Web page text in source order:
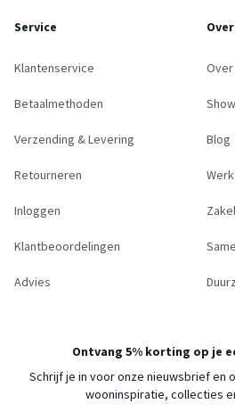
Service
Klantenservice
Betaalmethoden
Verzending & Levering
Retourneren
Inloggen
Klantbeoordelingen
Advies
Blog
Ontvang 5% korting op je
Schrijf je in voor onze nieuwsbrief en
wooninspiratie, collecties